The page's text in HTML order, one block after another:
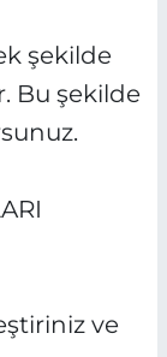
şekilde
Bu şekilde
ve